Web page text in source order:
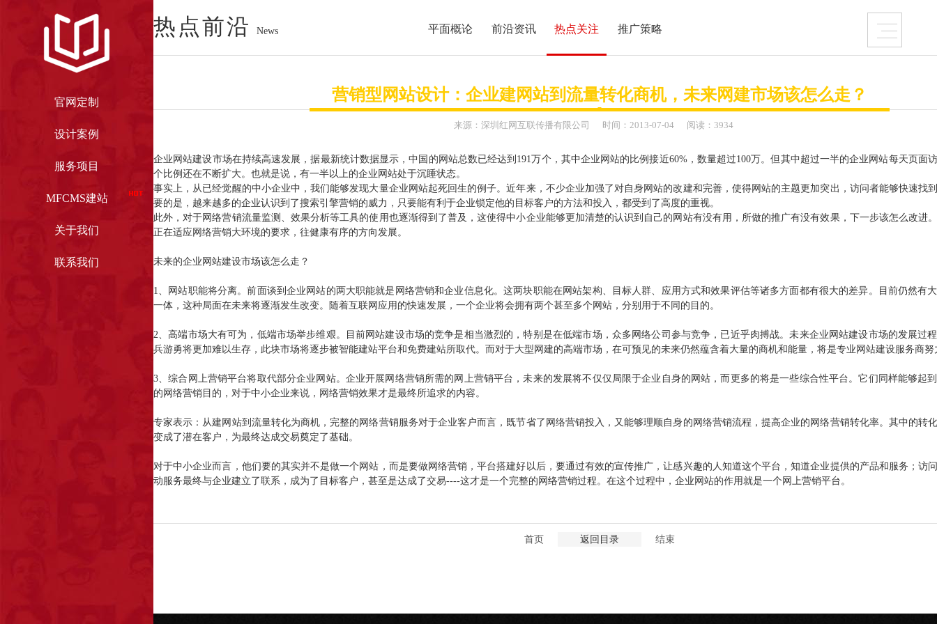
官网定制 设计案例 服务项目 MFCMS建站 关于我们 联系我们
让我们一起来创造更大的奇迹！
官网定制
设计案例
服务项目
MFCMS建站
关于我们
联系我们
热点前沿 News 平面概论 前沿资讯 热点关注 推广策略
营销型网站设计：企业建网站到流量转化商机，未来网建市场该怎么走？
来源： 深圳红网互联传播有限公司 时间： 2013-07-04 阅读：3934
企业网站建设市场在持续高速发展，据最新统计数据显示，中国的网站总数已经达到191万个，其中企业网站的比例接近60%，数量超过100万。但其中超过一半的企业网站每天页面
个比例还在不断扩大。也就是说，有一半以上的企业网站处于沉睡状态。
事实上，从已经觉醒的中小企业中，我们能够发现大量企业网站起死回生的例子。近年来，不少企业加强了对自身网站的改建和完善，使得网站的主题更加突出，访问者能够快速找
要的是，越来越多的企业认识到了搜索引擎营销的威力，只要能有利于企业锁定他的目标客户的方法和投入，都受到了高度的重视。
此外，对于网络营销流量监测、效果分析等工具的使用也逐渐得到了普及，这使得中小企业能够更加清楚的认识到自己的网站有没有用，所做的推广有没有效果，下一步该怎么改进
正在适应网络营销大环境的要求，往健康有序的方向发展。
未来的企业网站建设市场该怎么走？
1、网站职能将分离。前面谈到企业网站的两大职能就是网络营销和企业信息化。这两块职能在网站架构、目标人群、应用方式和效果评估等诸多方面都有很大的差异。目前仍然有
一体，这种局面在未来将逐渐发生改变。随着互联网应用的快速发展，一个企业将会拥有两个甚至多个网站，分别用于不同的目的。
2、高端市场大有可为，低端市场举步维艰。目前网站建设市场的竞争是相当激烈的，特别是在低端市场，众多网络公司参与竞争，已近乎肉搏战。未来企业网站建设市场的发展过
兵游勇将更加难以生存，此块市场将逐步被智能建站平台和免费建站所取代。而对于大型网建的高端市场，在可预见的未来仍然蕴含着大量的商机和能量，将是专业网站建设服务商
3、综合网上营销平台将取代部分企业网站。企业开展网络营销所需的网上营销平台，未来的发展将不仅仅局限于企业自身的网站，而更多的将是一些综合性平台。它们同样能够起
的网络营销目的，对于中小企业来说，网络营销效果才是最终所追求的内容。
专家表示：从建网站到流量转化为商机，完整的网络营销服务对于企业客户而言，既节省了网络营销投入，又能够理顺自身的网络营销流程，提高企业的网络营销转化率。其中的转
变成了潜在客户，为最终达成交易奠定了基础。
对于中小企业而言，他们要的其实并不是做一个网站，而是要做网络营销，平台搭建好以后，要通过有效的宣传推广，让感兴趣的人知道这个平台，知道企业提供的产品和服务；访
动服务最终与企业建立了联系，成为了目标客户，甚至是达成了交易----这才是一个完整的网络营销过程。在这个过程中，企业网站的作用就是一个网上营销平台。
返回目录
首页 结束